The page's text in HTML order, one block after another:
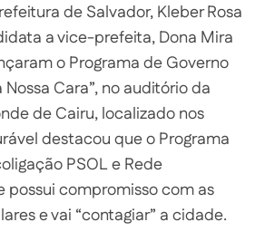
de Salvador, Kleber Rosa
a vice-prefeita, Dona Mira
o Programa de Governo
Cara”, no auditório da
de Cairu, localizado nos
destacou que o Programa
PSOL e Rede
possui compromisso com as
e vai “contagiar” a cidade.